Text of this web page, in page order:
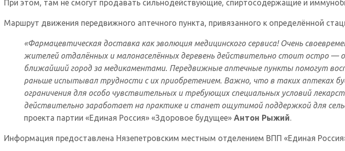
При этом, там не смогут продавать сильнодействующие, спиртосодержащие и
Маршрут движения передвижного аптечного пункта, привязанного к определённой
«Фармацевтическая доставка как эволюция медицинского сервиса! Очень
жителей отдалённых и малонаселённых деревень действительно стоит остро —
ближайший город за медикаментами. Передвижные аптечные пункты помогут
раньше испытывал трудности с их приобретением. Важно, что в таких аптеках
ограничения для особо чувствительных и требующих специальных условий
действительно заработает на практике и станет ощутимой поддержкой для
проекта партии «Единая Россия» «Здоровое будущее» Антон Рыжий.
Информация предоставлена Нязепетровским местным отделением ВПП «Единая